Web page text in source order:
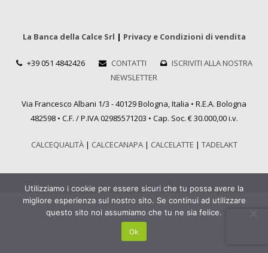
La Banca della Calce Srl | Privacy e Condizioni di vendita
+39 051 4842426 CONTATTI
ISCRIVITI ALLA NOSTRA
NEWSLETTER
Via Francesco Albani 1/3 - 40129 Bologna, Italia • R.E.A. Bologna
482598 • C.F. / P.IVA 02985571203 • Cap. Soc. € 30.000,00 i.v.
CALCEQUALITÀ| CALCECANAPA| CALCELATTE | TADELAKT
Utilizziamo i cookie per essere sicuri che tu possa avere la
migliore esperienza sul nostro sito. Se continui ad utilizzare
questo sito noi assumiamo che tu ne sia felice.
Ok